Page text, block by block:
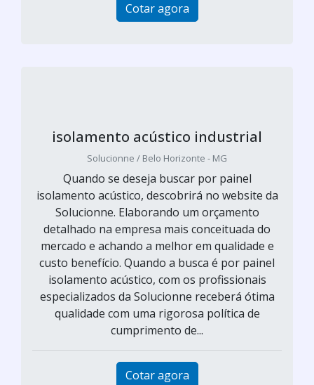
Cotar agora
isolamento acústico industrial
Solucionne / Belo Horizonte - MG
Quando se deseja buscar por painel
isolamento acústico, descobrirá no website da
Solucionne. Elaborando um orçamento
detalhado na empresa mais conceituada do
mercado e achando a melhor em qualidade e
custo benefício. Quando a busca é por painel
isolamento acústico, com os profissionais
especializados da Solucionne receberá ótima
qualidade com uma rigorosa política de
cumprimento de...
Cotar agora